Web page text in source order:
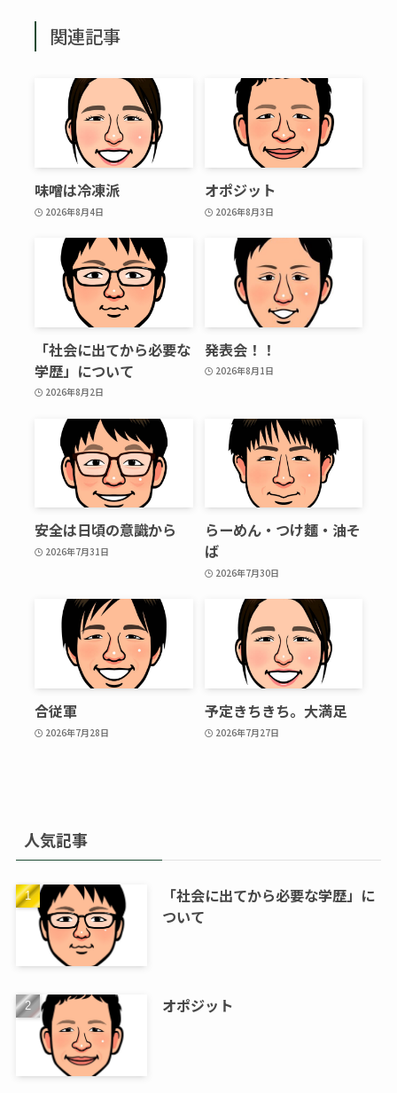
関連記事
味噌は冷凍派
2026年8月4日
オポジット
2026年8月3日
「社会に出てから必要な
学歴」について
2026年8月2日
発表会！！
2026年8月1日
安全は日頃の意識から
2026年7月31日
らーめん・つけ麵・油そ
ば
2026年7月30日
合従軍
2026年7月28日
予定きちきち。大満足
2026年7月27日
人気記事
「社会に出てから必要な学歴」に
ついて
オポジット